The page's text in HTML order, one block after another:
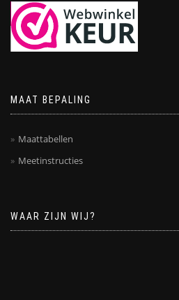
MAAT BEPALING
Maattabellen
Meetinstructies
WAAR ZIJN WIJ?